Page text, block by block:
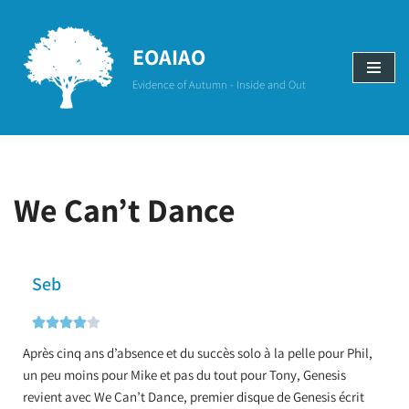
Aller
au
contenu
EOAIAO
Evidence of Autumn - Inside and Out
We Can’t Dance
Seb

Après cinq ans d’absence et du succès solo à la pelle pour Phil,
un peu moins pour Mike et pas du tout pour Tony, Genesis
revient avec We Can’t Dance, premier disque de Genesis écrit